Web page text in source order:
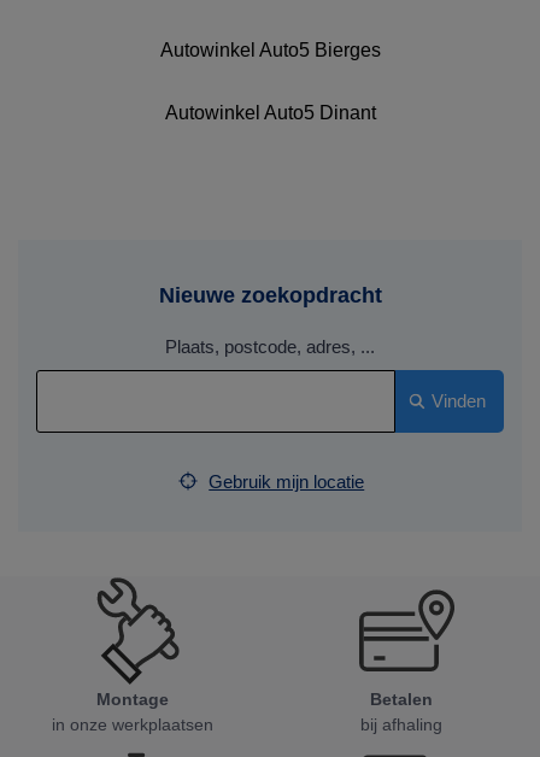
Autowinkel Auto5 Bierges
Autowinkel Auto5 Dinant
Nieuwe zoekopdracht
Plaats, postcode, adres, ...
Vinden
Gebruik mijn locatie
Montage
in onze werkplaatsen
Betalen
bij afhaling